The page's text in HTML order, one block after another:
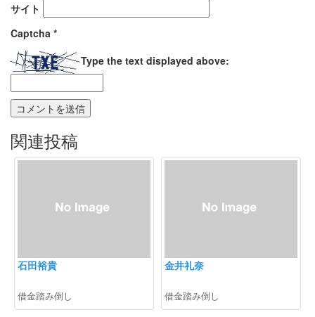
サイト
Captcha *
Type the text displayed above:
関連投稿
石田裕貴
借金踏み倒し
金井礼奈
借金踏み倒し